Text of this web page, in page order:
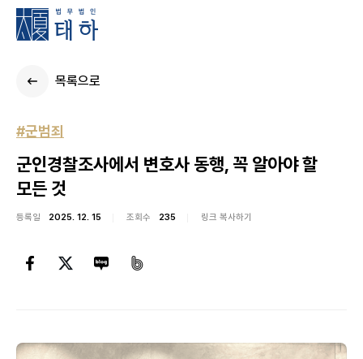
목록으로
#군범죄
군인경찰조사에서 변호사 동행, 꼭 알아야 할
모든 것
등록일 2025. 12. 15 조회수 235 링크 복사하기